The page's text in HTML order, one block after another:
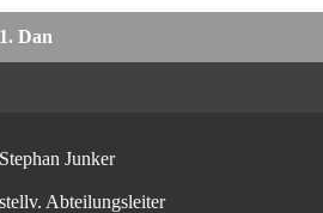
1. Dan
Stephan Junker
stellv. Abteilungsleiter